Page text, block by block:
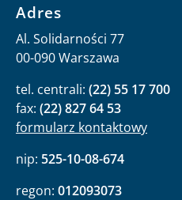
Adres
Al. Solidarności 77
00-090 Warszawa
tel. centrali: (22) 55 17 700
fax: (22) 827 64 53
formularz kontaktowy
nip: 525-10-08-674
regon: 012093073